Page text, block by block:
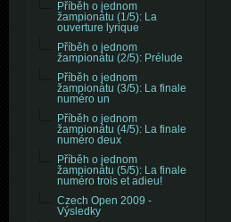
Příběh o jednom
žampionátu (1/5): La
ouverture lyrique
Příběh o jednom
žampionátu (2/5): Prélude
Příběh o jednom
žampionátu (3/5): La finale
numéro un
Příběh o jednom
žampionátu (4/5): La finale
numéro deux
Příběh o jednom
žampionátu (5/5): La finale
numéro trois et adieu!
Czech Open 2009 -
Výsledky